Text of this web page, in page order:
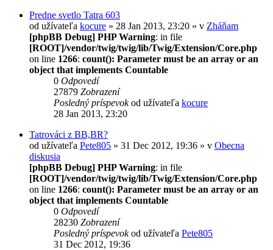
Predne svetlo Tatra 603
od užívateľa kocure » 28 Jan 2013, 23:20 » v Zháňam
[phpBB Debug] PHP Warning: in file
[ROOT]/vendor/twig/twig/lib/Twig/Extension/Core.php
on line 1266: count(): Parameter must be an array or an
object that implements Countable
0 Odpovedí
27879 Zobrazení
Posledný príspevokod užívateľa kocure
28 Jan 2013, 23:20
Tatrováci z BB,BR?
od užívateľa Pete805 » 31 Dec 2012, 19:36 » v Obecna
diskusia
[phpBB Debug] PHP Warning: in file
[ROOT]/vendor/twig/twig/lib/Twig/Extension/Core.php
on line 1266: count(): Parameter must be an array or an
object that implements Countable
0 Odpovedí
28230 Zobrazení
Posledný príspevokod užívateľa Pete805
31 Dec 2012, 19:36